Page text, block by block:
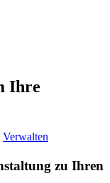
Ihre
Verwalten
zu Ihren